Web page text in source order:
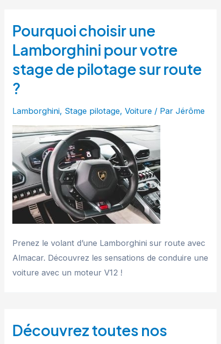
Pourquoi choisir une
Lamborghini pour votre
stage de pilotage sur route
?
Lamborghini, Stage pilotage,Voiture / ParJérôme
Prenez le volant d’une Lamborghini sur route avec
Almacar. Découvrez les sensations de conduire une
voiture avec un moteur V12 !
Découvrez toutes nos